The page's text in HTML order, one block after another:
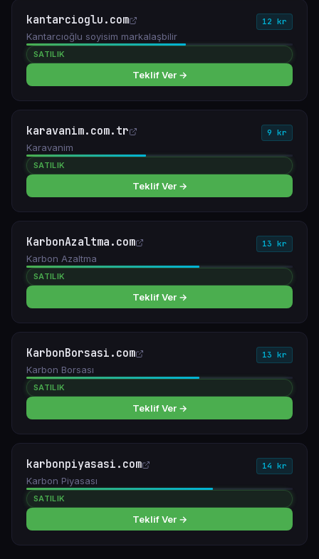
kantarcioglu.com 12 kr
Kantarcıoğlu soyisim markalaşbilir
SATILIK
Teklif Ver →
karavanim.com.tr 9 kr
Karavanim
SATILIK
Teklif Ver →
KarbonAzaltma.com 13 kr
Karbon Azaltma
SATILIK
Teklif Ver →
KarbonBorsasi.com 13 kr
Karbon Borsası
SATILIK
Teklif Ver →
karbonpiyasasi.com 14 kr
Karbon Piyasası
SATILIK
Teklif Ver →